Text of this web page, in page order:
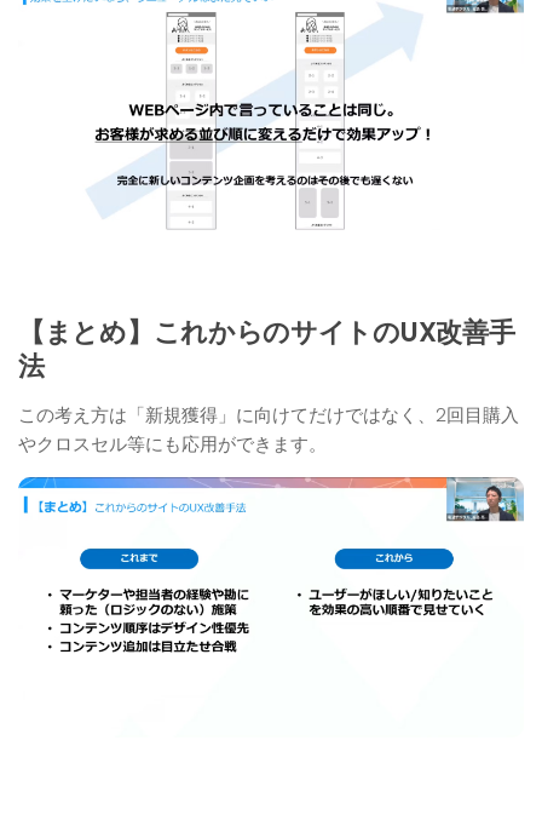
【まとめ】これからのサイトのUX改善手
法
この考え方は「新規獲得」に向けてだけではなく、2回目購入
やクロスセル等にも応用ができます。